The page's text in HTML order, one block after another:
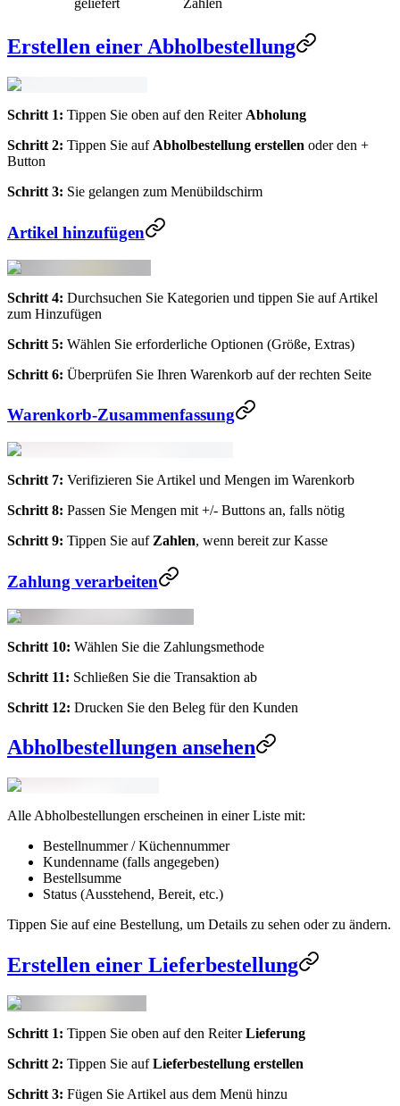
geliefert
Zahlen
Erstellen einer Abholbestellung
Schritt 1: Tippen Sie oben auf den Reiter Abholung
Schritt 2: Tippen Sie auf Abholbestellung erstellen oder den +
Button
Schritt 3: Sie gelangen zum Menübildschirm
Artikel hinzufügen
Schritt 4: Durchsuchen Sie Kategorien und tippen Sie auf Artikel
zum Hinzufügen
Schritt 5: Wählen Sie erforderliche Optionen (Größe, Extras)
Schritt 6: Überprüfen Sie Ihren Warenkorb auf der rechten Seite
Warenkorb-Zusammenfassung
Schritt 7: Verifizieren Sie Artikel und Mengen im Warenkorb
Schritt 8: Passen Sie Mengen mit +/- Buttons an, falls nötig
Schritt 9: Tippen Sie auf Zahlen, wenn bereit zur Kasse
Zahlung verarbeiten
Schritt 10: Wählen Sie die Zahlungsmethode
Schritt 11: Schließen Sie die Transaktion ab
Schritt 12: Drucken Sie den Beleg für den Kunden
Abholbestellungen ansehen
Alle Abholbestellungen erscheinen in einer Liste mit:
Bestellnummer / Küchennummer
Kundenname (falls angegeben)
Bestellsumme
Status (Ausstehend, Bereit, etc.)
Tippen Sie auf eine Bestellung, um Details zu sehen oder zu ändern.
Erstellen einer Lieferbestellung
Schritt 1: Tippen Sie oben auf den ReiterLieferung
Schritt 2: Tippen Sie aufLieferbestellung erstellen
Schritt 3: Fügen Sie Artikel aus dem Menü hinzu